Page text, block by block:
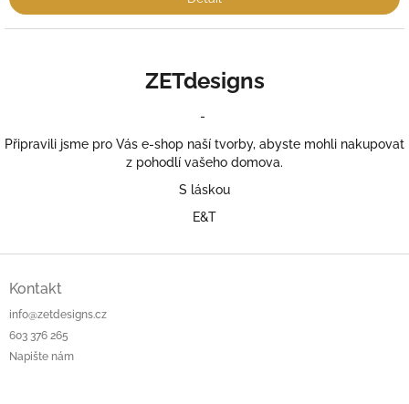
ZETdesigns
-
Připravili jsme pro Vás e-shop naší tvorby, abyste mohli nakupovat
z pohodlí vašeho domova.
S láskou
E&T
Kontakt
info@zetdesigns.cz
603 376 265
Napište nám